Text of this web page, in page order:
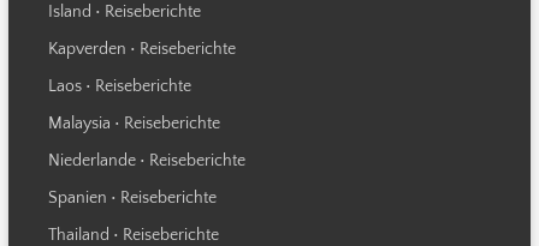
Island • Reiseberichte
Kapverden • Reiseberichte
Laos • Reiseberichte
Malaysia • Reiseberichte
Niederlande • Reiseberichte
Spanien • Reiseberichte
Thailand • Reiseberichte